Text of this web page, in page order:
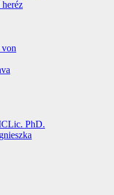
von
PhD.